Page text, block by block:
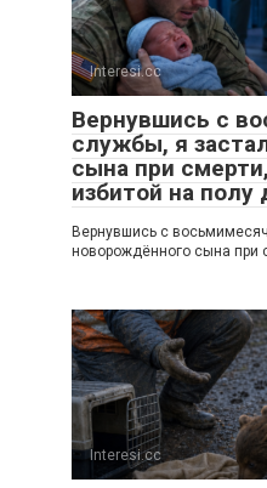
Interesi.cc
Вернувшись с
службы, я
сына при
избитой на полу
Вернувшись с
новорождённого сына при
Interesi.cc